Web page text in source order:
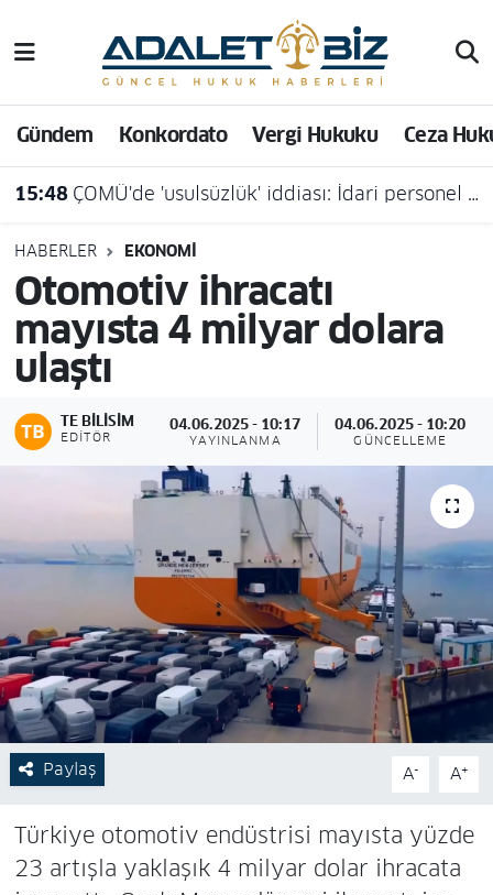
Gündem Konkordato Vergi Hukuku Ceza
15:48 ÇOMÜ'de 'usulsüzlük' iddiası: İdari personel açığa alındı
HABERLER EKONOMI
Otomotiv ihracatı
mayısta 4 milyar dolara
ulaştı
TE BILISIM
EDITÖR
04.06.2025 - 10:17
YAYINLANMA
04.06.2025 - 10:20
GÜNCELLEME
Paylaş A- A+
Türkiye otomotiv endüstrisi mayısta yüzde
23 artışla yaklaşık 4 milyar dolar ihracata
Hava Durumu
Trafik Durumu
Süper Lig Puan Durumu ve Fikstür
Tüm Manşetler
Son Dakika Haberleri
Haber Arşivi